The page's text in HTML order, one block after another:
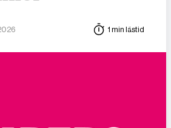
1 min lästid